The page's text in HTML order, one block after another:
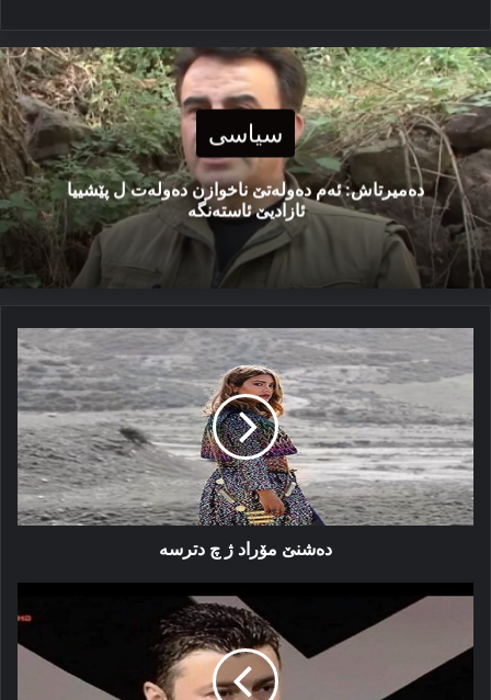
سیاسی
دەمیرتاش: ئەم دەولەتێ ناخوازن دەولەت ل پێشییا
ئازادیێ ئاستەنگە
دەشنێ
مۆراد
ژ
چ
دترسە
دەشنێ مۆراد ژ چ دترسە
بەرگەھ
ئاشكەرە
3
وەزارەتێن